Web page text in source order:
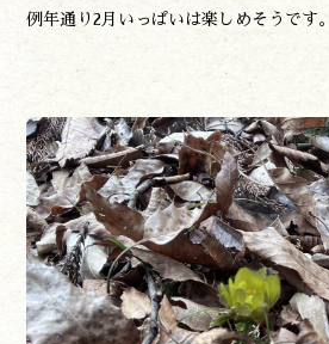
例年通り2月いっぱいは楽しめそうです。